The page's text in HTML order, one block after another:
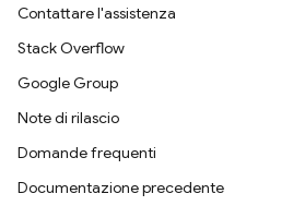
Contattare l'assistenza
Stack Overflow
Google Group
Note di rilascio
Domande frequenti
Documentazione precedente